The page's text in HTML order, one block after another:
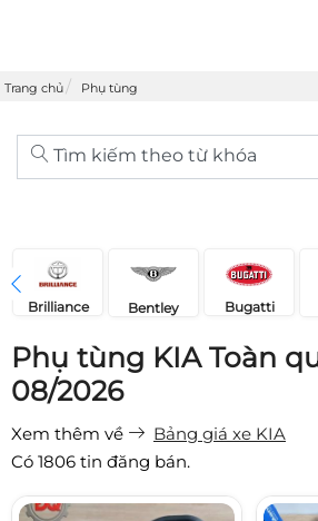
Trang chủ Phụ tùng
Tìm kiếm theo từ khóa
Brilliance Bentley Bugatti
Phụ tùng KIA Toàn
08/2026
Xem thêm về
Bảng giá xe KIA
Có 1806 tin đăng bán.